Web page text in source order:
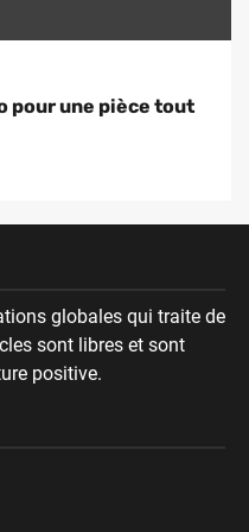
pour une pièce tout
globales qui traite de
sont libres et sont
positive.